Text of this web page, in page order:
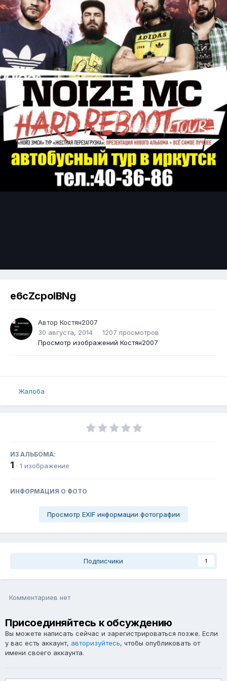
e6cZcpolBNg
Автор Костян2007
30 августа, 2014
1207 просмотров
Просмотр изображений Костян2007
Жалоба
ИЗ АЛЬБОМА:
1 · 1 изображение
ИНФОРМАЦИЯ О ФОТО
Просмотр EXIF информации фотографии
Подписчики 1
Комментариев нет
Присоединяйтесь к обсуждению
Вы можете написать сейчас и зарегистрироваться позже. Если
у вас есть аккаунт, авторизуйтесь, чтобы опубликовать от
имени своего аккаунта.